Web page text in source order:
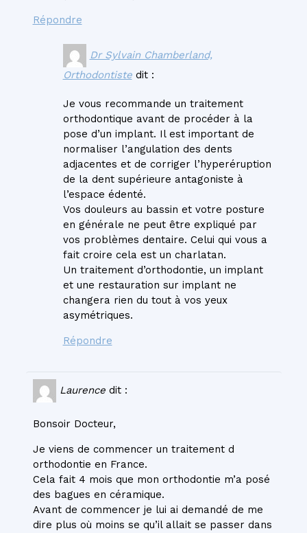
Répondre
Dr Sylvain Chamberland,
Orthodontiste dit :
Je vous recommande un traitement
orthodontique avant de procéder à la
pose d’un implant. Il est important de
normaliser l’angulation des dents
adjacentes et de corriger l’hyperéruption
de la dent supérieure antagoniste à
l’espace édenté.
Vos douleurs au bassin et votre posture
en générale ne peut être expliqué par
vos problèmes dentaire. Celui qui vous a
fait croire cela est un charlatan.
Un traitement d’orthodontie, un implant
et une restauration sur implant ne
changera rien du tout à vos yeux
asymétriques.
Répondre
Laurence dit :
Bonsoir Docteur,
Je viens de commencer un traitement d
orthodontie en France.
Cela fait 4 mois que mon orthodontie m’a posé
des bagues en céramique.
Avant de commencer je lui ai demandé de me
dire plus où moins se qu’il allait se passer dans